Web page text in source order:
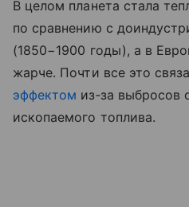
В целом планета стала
по сравнению с
(1850−1900 годы), а в
жарче. Почти все это
эффектом из‑за выбросов
ископаемого топлива.